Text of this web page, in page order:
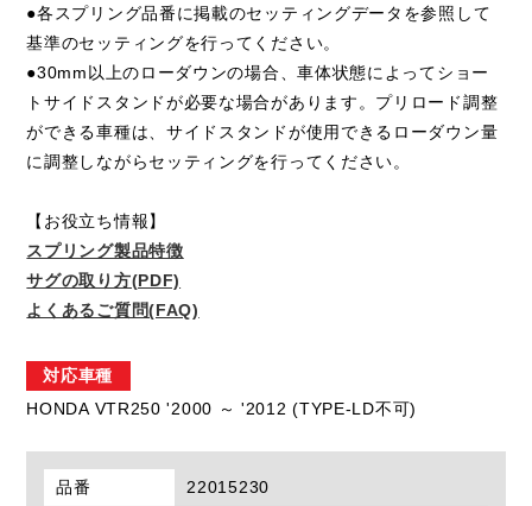
●各スプリング品番に掲載のセッティングデータを参照して
基準のセッティングを行ってください。
●30mm以上のローダウンの場合、車体状態によってショー
トサイドスタンドが必要な場合があります。プリロード調整
ができる車種は、サイドスタンドが使用できるローダウン量
に調整しながらセッティングを行ってください。
【お役立ち情報】
スプリング製品特徴
サグの取り方(PDF)
よくあるご質問(FAQ)
対応車種
HONDA VTR250 '2000 ～ '2012 (TYPE-LD不可)
品番
22015230